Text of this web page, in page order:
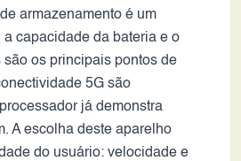
armazenamento é um
a capacidade da bateria e o
são os principais pontos de
5G são
já demonstra
A escolha deste aparelho
do usuário: velocidade e